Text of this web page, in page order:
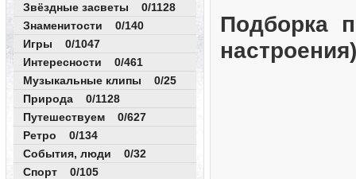
Звёздные засветы 0/1128
Знаменитости 0/140
Игры 0/1047
Интересности 0/461
Музыкальные клипы 0/25
Природа 0/1128
Путешествуем 0/627
Ретро 0/134
События, люди 0/32
Спорт 0/105
Подборка